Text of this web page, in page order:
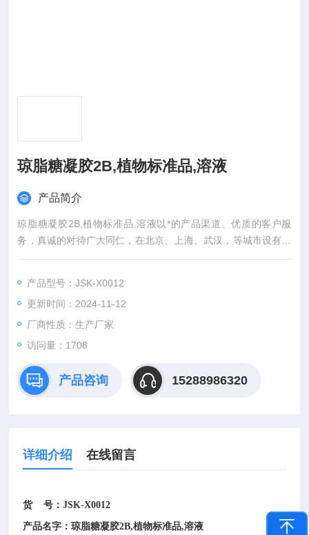
琼脂糖凝胶2B,植物标准品,溶液
产品简介
琼脂糖凝胶2B,植物标准品,溶液以*的产品渠道、优质的客户服
务，真诚的对待广大同仁，在北京、上海、武汉，等城市设有专
业实验室，竭诚服务每位科研工作者。
产品型号：JSK-X0012
更新时间：2024-11-12
厂商性质：生产厂家
访问量：1708
产品咨询 15288986320
详细介绍 在线留言
货 号：JSK-X0012
产品名字：琼脂糖凝胶2B,植物标准品,溶液